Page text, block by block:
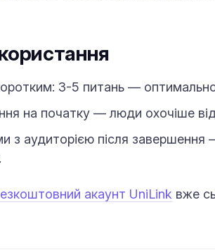
3-5 питань —
на початку — люди охочіше
з аудиторією після
акаунт UniLink вже